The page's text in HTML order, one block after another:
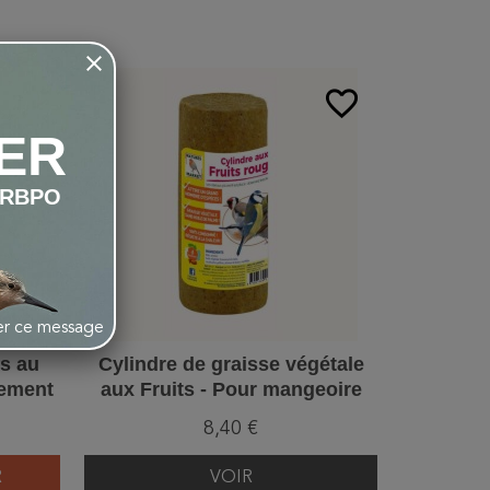
au
favorite_border
Cylindre de graisse végétale
aux Fruits - Pour mangeoire
8,40 €
VOIR
ce message